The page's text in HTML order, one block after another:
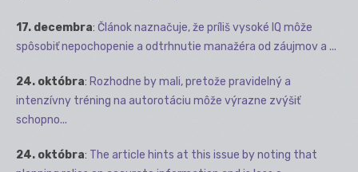
17. decembra: Článok naznačuje, že príliš vysoké IQ môže
spôsobiť nepochopenie a odtrhnutie manažéra od záujmov a ...
24. októbra: Rozhodne by mali, pretože pravidelný a
intenzívny tréning na autorotáciu môže výrazne zvýšiť
schopno...
24. októbra: The article hints at this issue by noting that